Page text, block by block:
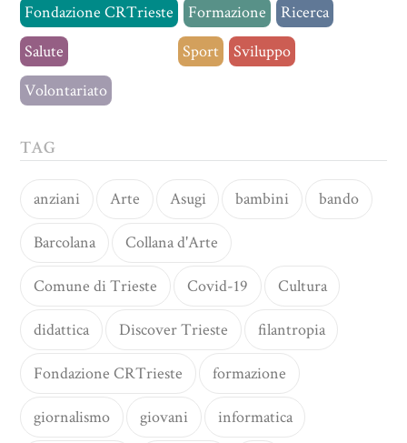
Fondazione CRTrieste
Formazione
Ricerca
Salute
Sport
Sviluppo
Volontariato
TAG
anziani Arte Asugi bambini bando
Barcolana Collana d'Arte
Comune di Trieste Covid-19 Cultura
didattica Discover Trieste filantropia
Fondazione CRTrieste formazione
giornalismo giovani informatica